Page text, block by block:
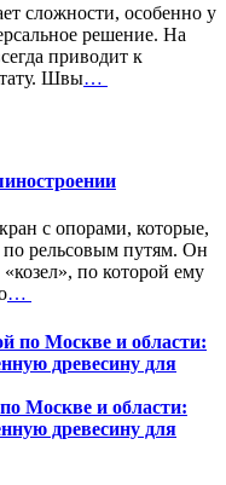
сложности, особенно у
решение. На
приводит к
Швы…
с опорами, которые,
рельсовым путям. Он
по которой ему
…
Москве и области:
древесину для